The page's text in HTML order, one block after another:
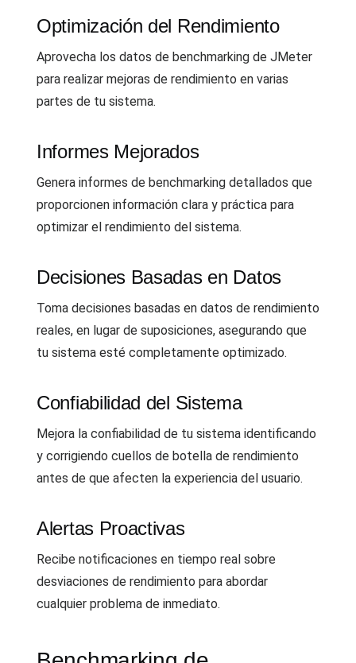
Optimización del Rendimiento
Aprovecha los datos de benchmarking de JMeter
para realizar mejoras de rendimiento en varias
partes de tu sistema.
Informes Mejorados
Genera informes de benchmarking detallados que
proporcionen información clara y práctica para
optimizar el rendimiento del sistema.
Decisiones Basadas en Datos
Toma decisiones basadas en datos de rendimiento
reales, en lugar de suposiciones, asegurando que
tu sistema esté completamente optimizado.
Confiabilidad del Sistema
Mejora la confiabilidad de tu sistema identificando
y corrigiendo cuellos de botella de rendimiento
antes de que afecten la experiencia del usuario.
Alertas Proactivas
Recibe notificaciones en tiempo real sobre
desviaciones de rendimiento para abordar
cualquier problema de inmediato.